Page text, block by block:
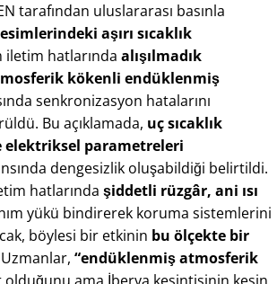
tarafından uluslararası basınla
aşırı sıcaklık
iletim hatlarında alışılmadık
kökenli endüklenmiş
senkronizasyon hatalarını
Bu açıklamada, uç sıcaklık
elektriksel parametreleri
dengesizlik oluşabildiği belirtildi​.
hatlarında şiddetli rüzgâr, ani ısı
yükü bindirerek koruma sistemlerini
böylesi bir etkinin bu ölçekte bir
“endüklenmiş atmosferik